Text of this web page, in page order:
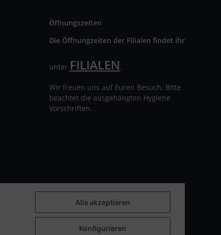
Öffnungszeiten
Die Öffnungzeiten der Filialen findet ihr
unter FILIALEN.
Wir freuen uns auf Euren Besuch. Bitte
beachtet die ausgehängten Hygiene
Vorschriften.
Alle akzeptieren
Konfigurieren